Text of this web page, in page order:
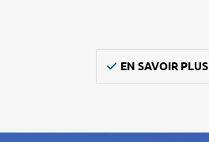
EN SAVOIR PLUS